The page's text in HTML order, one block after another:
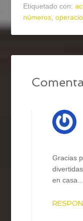
Etiquetado con:
números,
Gracias
en casa…